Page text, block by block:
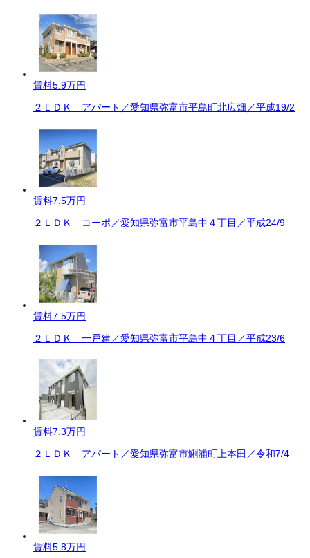
賃料5.9万円
２ＬＤＫ アパート／愛知県弥富市平島町北広畑／平成19/2
賃料7.5万円
２ＬＤＫ コーポ／愛知県弥富市平島中４丁目／平成24/9
賃料7.5万円
２ＬＤＫ 一戸建／愛知県弥富市平島中４丁目／平成23/6
賃料7.3万円
２ＬＤＫ アパート／愛知県弥富市鯏浦町上本田／令和7/4
賃料5.8万円